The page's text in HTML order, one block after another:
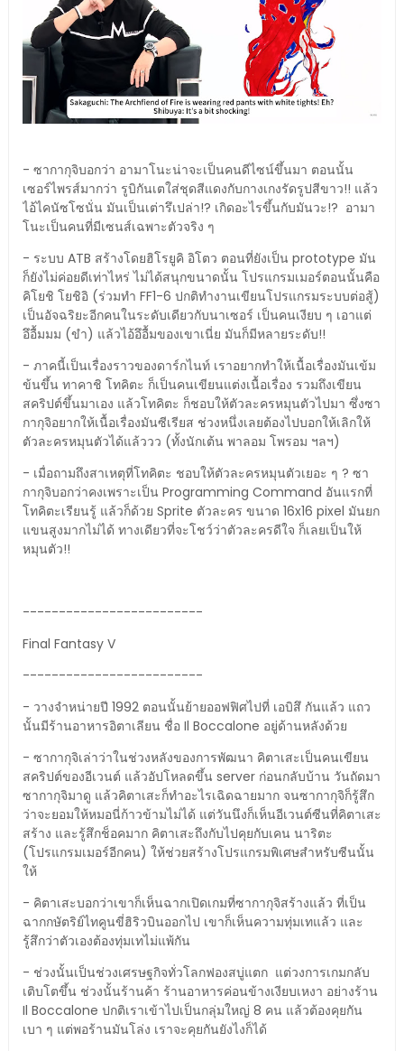
- ซากากุจิบอกว่า อามาโนะน่าจะเป็นคนดีไซน์ขึ้นมา ตอนนั้น
เซอร์ไพรส์มากว่า รูบิกันเตใส่ชุดสีแดงกับกางเกงรัดรูปสีขาว!! แล้ว
ไอ้ไคนัซโซนั่น มันเป็นเต่ารึเปล่า!? เกิดอะไรขึ้นกับมันวะ!? อามา
โนะเป็นคนที่มีเซนส์เฉพาะตัวจริง ๆ
- ระบบ ATB สร้างโดยฮิโรยูคิ อิโตว ตอนที่ยังเป็น prototype มัน
ก็ยังไม่ค่อยดีเท่าไหร่ ไม่ได้สนุกขนาดนั้น โปรแกรมเมอร์ตอนนั้นคือ
คิโยชิ โยชิอิ (ร่วมทำ FF1-6 ปกติทำงานเขียนโปรแกรมระบบต่อสู้)
เป็นอัจฉริยะอีกคนในระดับเดียวกับนาเซอร์ เป็นคนเงียบ ๆ เอาแต่
อึอื้มมม (ขำ) แล้วไอ้อึอื้มของเขาเนี่ย มันก็มีหลายระดับ!!
- ภาคนี้เป็นเรื่องราวของดาร์กไนท์ เราอยากทำให้เนื้อเรื่องมันเข้ม
ข้นขึ้น ทาคาชิ โทคิตะ ก็เป็นคนเขียนแต่งเนื้อเรื่อง รวมถึงเขียน
สคริปต์ขึ้นมาเอง แล้วโทคิตะ ก็ชอบให้ตัวละครหมุนตัวไปมา ซึ่งซา
กากุจิอยากให้เนื้อเรื่องมันซีเรียส ช่วงหนึ่งเลยต้องไปบอกให้เลิกให้
ตัวละครหมุนตัวได้แล้ววว (ทั้งนักเต้น พาลอม โพรอม ฯลฯ)
- เมื่อถามถึงสาเหตุที่โทคิตะ ชอบให้ตัวละครหมุนตัวเยอะ ๆ ? ซา
กากุจิบอกว่าคงเพราะเป็น Programming Command อันแรกที่
โทคิตะเรียนรู้ แล้วก็ด้วย Sprite ตัวละคร ขนาด 16x16 pixel มันยก
แขนสูงมากไม่ได้ ทางเดียวที่จะโชว์ว่าตัวละครดีใจ ก็เลยเป็นให้
หมุนตัว!!
-------------------------
Final Fantasy V
-------------------------
- วางจำหน่ายปี 1992 ตอนนั้นย้ายออฟฟิศไปที่ เอบิสึ กันแล้ว แถว
นั้นมีร้านอาหารอิตาเลียน ชื่อ Il Boccalone อยู่ด้านหลังด้วย
- ซากากุจิเล่าว่าในช่วงหลังของการพัฒนา คิตาเสะเป็นคนเขียน
สคริปต์ของอีเวนต์ แล้วอัปโหลดขึ้น server ก่อนกลับบ้าน วันถัดมา
ซากากุจิมาดู แล้วคิตาเสะก็ทำอะไรเฉิดฉายมาก จนซากากุจิก็รู้สึก
ว่าจะยอมให้หมอนี่ก้าวข้ามไม่ได้ แต่วันนึงก็เห็นอีเวนต์ซีนที่คิตาเสะ
สร้าง และรู้สึกช็อคมาก คิตาเสะถึงกับไปคุยกับเคน นาริตะ
(โปรแกรมเมอร์อีกคน) ให้ช่วยสร้างโปรแกรมพิเศษสำหรับซีนนั้น
ให้
- คิตาเสะบอกว่าเขาก็เห็นฉากเปิดเกมที่ซากากุจิสร้างแล้ว ที่เป็น
ฉากกษัตริย์ไทคูนขี่ฮิริวบินออกไป เขาก็เห็นความทุ่มเทแล้ว และ
รู้สึกว่าตัวเองต้องทุ่มเทไม่แพ้กัน
- ช่วงนั้นเป็นช่วงเศรษฐกิจทั่วโลกฟองสบู่แตก แต่วงการเกมกลับ
เติบโตขึ้น ช่วงนั้นร้านค้า ร้านอาหารค่อนข้างเงียบเหงา อย่างร้าน
Il Boccalone ปกติเราเข้าไปเป็นกลุ่มใหญ่ 8 คน แล้วต้องคุยกัน
เบา ๆ แต่พอร้านมันโล่ง เราจะคุยกันยังไงก็ได้